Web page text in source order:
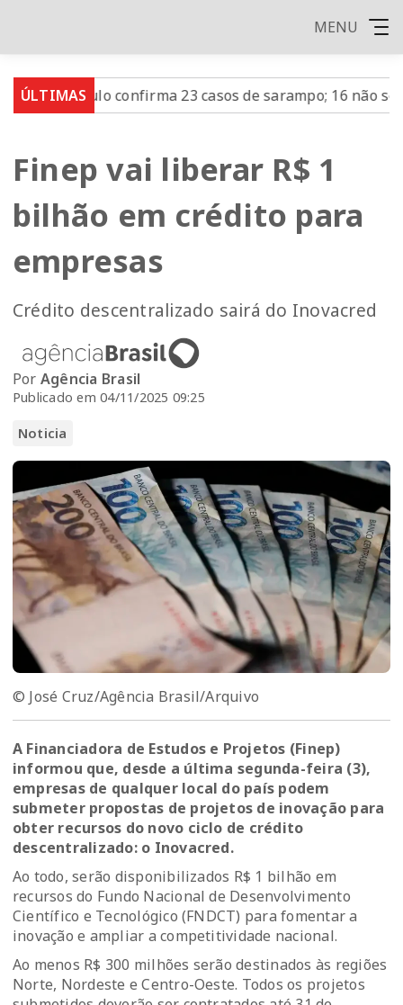
MENU
ÚLTIMAS
Paulo confirma 23 casos de sarampo; 16 não se
Finep vai liberar R$ 1
bilhão em crédito para
empresas
Crédito descentralizado sairá do Inovacred
Por Agência Brasil
Publicado em 04/11/2025 09:25
Noticia
© José Cruz/Agência Brasil/Arquivo
A Financiadora de Estudos e Projetos (Finep)
informou que, desde a última segunda-feira (3),
empresas de qualquer local do país podem
submeter propostas de projetos de inovação para
obter recursos do novo ciclo de crédito
descentralizado: o Inovacred.
Ao todo, serão disponibilizados R$ 1 bilhão em
recursos do Fundo Nacional de Desenvolvimento
Científico e Tecnológico (FNDCT) para fomentar a
inovação e ampliar a competitividade nacional.
Ao menos R$ 300 milhões serão destinados às regiões
Norte, Nordeste e Centro-Oeste. Todos os projetos